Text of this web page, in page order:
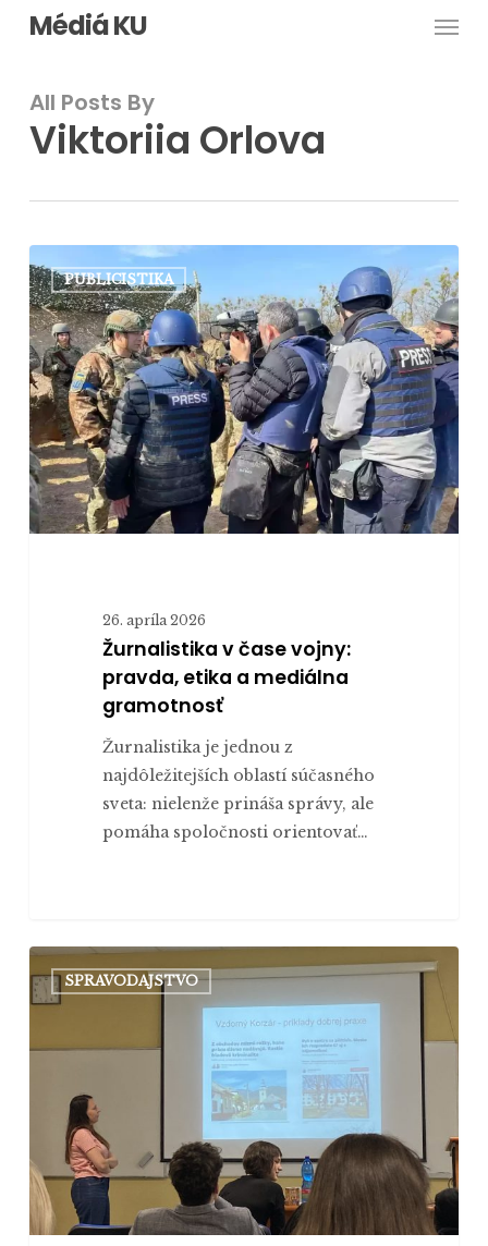
Skip
content
Médiá KU
All Posts By
Viktoriia Orlova
Žurnalistika
v
čase
vojny:
pravda,
etika
a
mediálna
gramotnosť
PUBLICISTIKA
26. apríla 2026
Žurnalistika v čase vojny:
pravda, etika a mediálna
gramotnosť
Žurnalistika je jednou z
najdôležitejších oblastí súčasného
sveta: nielenže prináša správy, ale
pomáha spoločnosti orientovať…
MEDart
na
v
Stredoškoláci
učili
robiť
žurnalistiku
SPRAVODAJSTVO